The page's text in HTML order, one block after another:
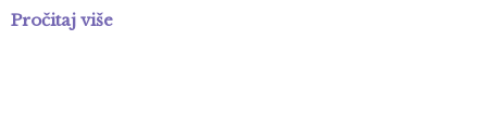
Pročitaj više